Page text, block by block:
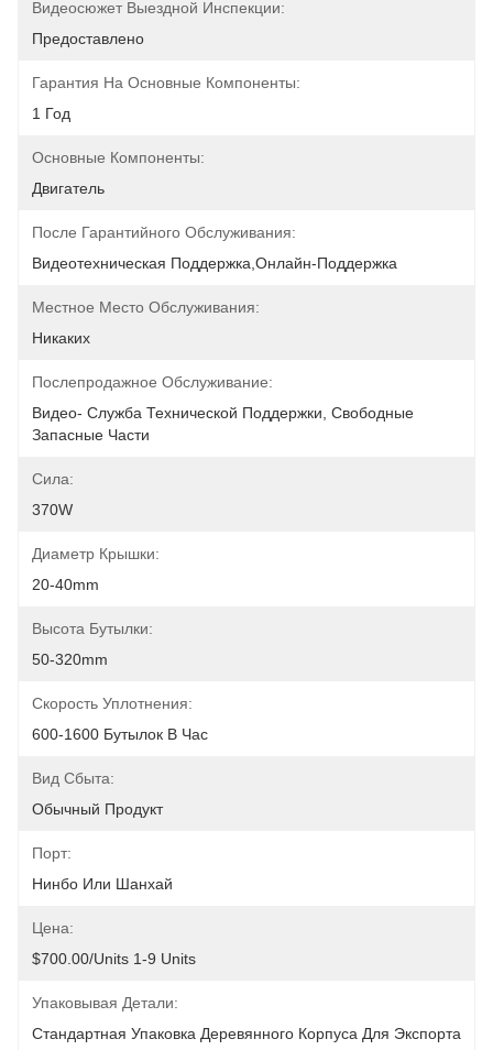
Видеосюжет Выездной Инспекции:
Предоставлено
Гарантия На Основные Компоненты:
1 Год
Основные Компоненты:
Двигатель
После Гарантийного Обслуживания:
Видеотехническая Поддержка,Онлайн-Поддержка
Местное Место Обслуживания:
Никаких
Послепродажное Обслуживание:
Видео- Служба Технической Поддержки, Свободные
Запасные Части
Сила:
370W
Диаметр Крышки:
20-40mm
Высота Бутылки:
50-320mm
Скорость Уплотнения:
600-1600 Бутылок В Час
Вид Сбыта:
Обычный Продукт
Порт:
Нинбо Или Шанхай
Цена:
$700.00/units 1-9 Units
Упаковывая Детали:
Стандартная Упаковка Деревянного Корпуса Для Экспорта